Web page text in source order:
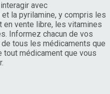
avec
et la pyrilamine, y compris les
en vente libre, les vitamines
Informez chacun de vos
tous les médicaments que
médicament que vous